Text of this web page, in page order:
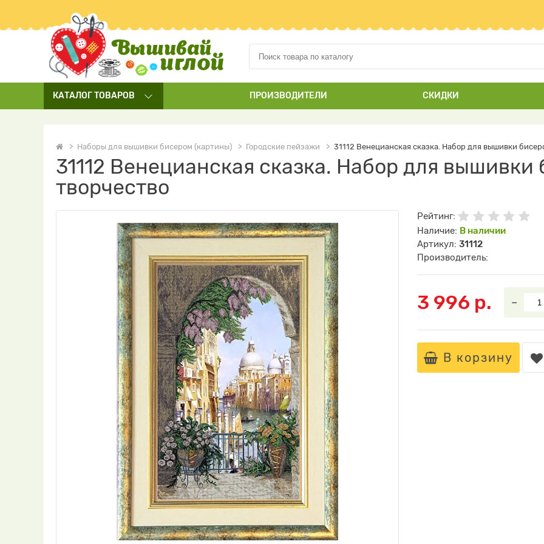
КАТАЛОГТОВАРОВ ПРОИЗВОДИТЕЛИ СКИДКИ
Наборы для вышивки бисером (картины) Городские пейзажи 31112 Венецианская сказка. Набор для вышивки
31112 Венецианская сказка. Набор для
творчество
Рейтинг:
Наличие: В наличии
Артикул: 31112
Производитель:
3 996 р. –
В корзину